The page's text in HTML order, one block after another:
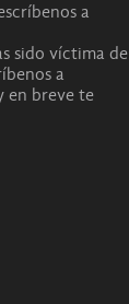
a
sido víctima de
a
en breve te